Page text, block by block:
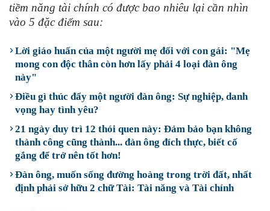
tiềm năng tài chính có được bao nhiêu lại cần nhìn
vào 5 đặc điểm sau:
Lời giáo huấn của một người mẹ đối với con gái: "Mẹ
mong con độc thân còn hơn lấy phải 4 loại đàn ông
này"
Điều gì thúc đẩy một người đàn ông: Sự nghiệp, danh
vọng hay tình yêu?
21 ngày duy trì 12 thói quen này: Đảm bảo bạn không
thành công cũng thành... đàn ông đích thực, biết cố
gắng để trở nên tốt hơn!
Đàn ông, muốn sống đường hoàng trong trời đất, nhất
định phải sở hữu 2 chữ Tài: Tài năng và Tài chính